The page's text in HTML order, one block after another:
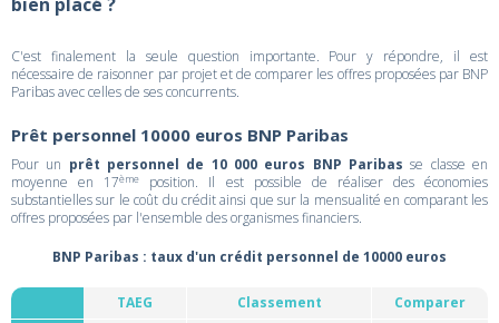
C'est finalement la seule question importante. Pour y répondre, il est
nécessaire de raisonner par projet et de comparer les offres proposées par BNP
Paribas avec celles de ses concurrents.
Prêt personnel 10000 euros BNP Paribas
Pour un prêt personnel de 10 000 euros BNP Paribas se classe en
moyenne en 17ème
position. Il est possible de réaliser des économies
substantielles sur le coût du crédit ainsi que sur la mensualité en comparant les
offres proposées par l'ensemble des organismes financiers.
BNP Paribas : taux d'un crédit personnel de 10000 euros
TAEG Classement Comparer